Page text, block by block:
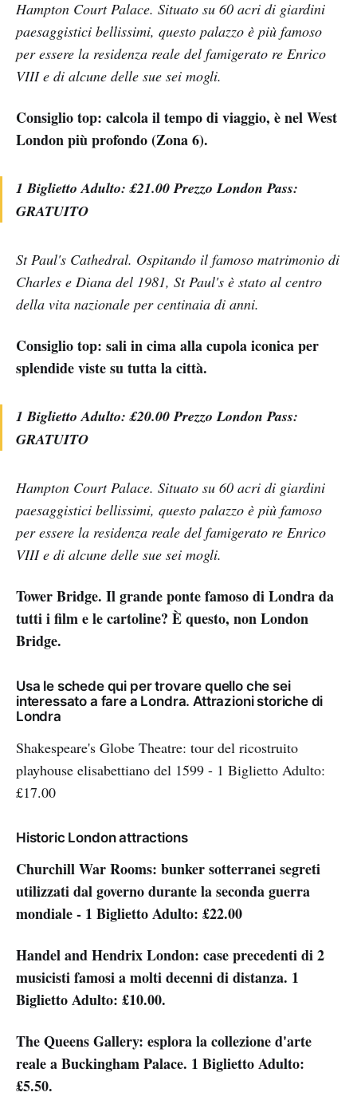
Hampton Court Palace. Situato su 60 acri di giardini
paesaggistici bellissimi, questo palazzo è più famoso
per essere la residenza reale del famigerato re Enrico
VIII e di alcune delle sue sei mogli.
Consiglio top: calcola il tempo di viaggio, è nel West
London più profondo (Zona 6).
1 Biglietto Adulto: £21.00 Prezzo London Pass:
GRATUITO
St Paul's Cathedral. Ospitando il famoso matrimonio di
Charles e Diana del 1981, St Paul's è stato al centro
della vita nazionale per centinaia di anni.
Consiglio top: sali in cima alla cupola iconica per
splendide viste su tutta la città.
1 Biglietto Adulto: £20.00 Prezzo London Pass:
GRATUITO
Hampton Court Palace. Situato su 60 acri di giardini
paesaggistici bellissimi, questo palazzo è più famoso
per essere la residenza reale del famigerato re Enrico
VIII e di alcune delle sue sei mogli.
Tower Bridge. Il grande ponte famoso di Londra da
tutti i film e le cartoline? È questo, non London
Bridge.
Usa le schede qui per trovare quello che sei
interessato a fare a Londra. Attrazioni storiche di
Londra
Shakespeare's Globe Theatre: tour del ricostruito
playhouse elisabettiano del 1599 - 1 Biglietto Adulto:
£17.00
Historic London attractions
Churchill War Rooms: bunker sotterranei segreti
utilizzati dal governo durante la seconda guerra
mondiale - 1 Biglietto Adulto: £22.00
Handel and Hendrix London: case precedenti di 2
musicisti famosi a molti decenni di distanza. 1
Biglietto Adulto: £10.00.
The Queens Gallery: esplora la collezione d'arte
reale a Buckingham Palace. 1 Biglietto Adulto:
£5.50.